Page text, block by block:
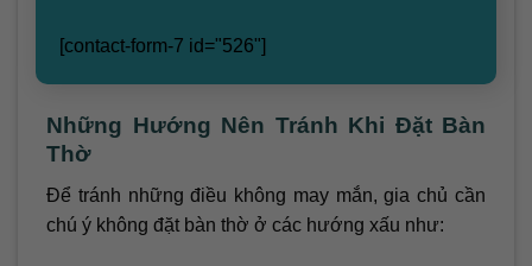
[contact-form-7 id="526"]
Những Hướng Nên Tránh Khi Đặt Bàn
Thờ
Để tránh những điều không may mắn, gia chủ cần
chú ý không đặt bàn thờ ở các hướng xấu như: